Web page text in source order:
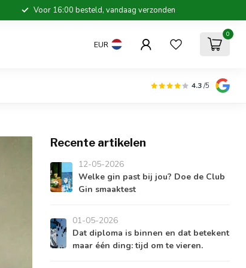
Voor 16:00 besteld, vandaag verzonden
EUR
0
4.3/5
Recente artikelen
12-05-2026
Welke gin past bij jou? Doe de Club
Gin smaaktest
01-05-2026
Dat diploma is binnen en dat betekent
maar één ding: tijd om te vieren.